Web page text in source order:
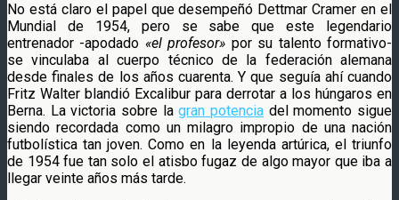
No está claro el papel que desempeñó Dettmar Cramer en el
Mundial de 1954, pero se sabe que este legendario
entrenador -apodado «el profesor» por su talento formativo-
se vinculaba al cuerpo técnico de la federación alemana
desde finales de los años cuarenta. Y que seguía ahí cuando
Fritz Walter blandió Excalibur para derrotar a los húngaros en
Berna. La victoria sobre lagran potencia del momento sigue
siendo recordada como un milagro impropio de una nación
futbolística tan joven. Como en la leyenda artúrica, el triunfo
de 1954 fue tan solo el atisbo fugaz de algo mayor que iba a
llegar veinte años más tarde.